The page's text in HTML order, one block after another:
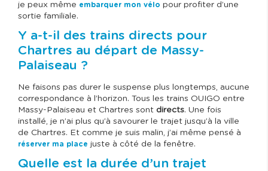
je peux même embarquer mon vélo pour profiter d’une
sortie familiale.
Y a-t-il des trains directs pour
Chartres au départ de Massy-
Palaiseau ?
Ne faisons pas durer le suspense plus longtemps, aucune
correspondance à l’horizon. Tous les trains OUIGO entre
Massy-Palaiseau et Chartres sont directs. Une fois
installé, je n’ai plus qu’à savourer le trajet jusqu’à la ville
de Chartres. Et comme je suis malin, j’ai même pensé à
réserver ma place juste à côté de la fenêtre.
Quelle est la durée d’un trajet